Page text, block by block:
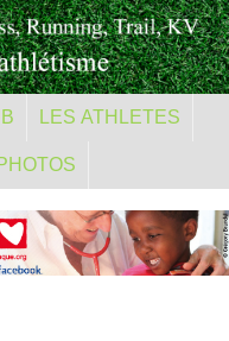
LES ATHLETES